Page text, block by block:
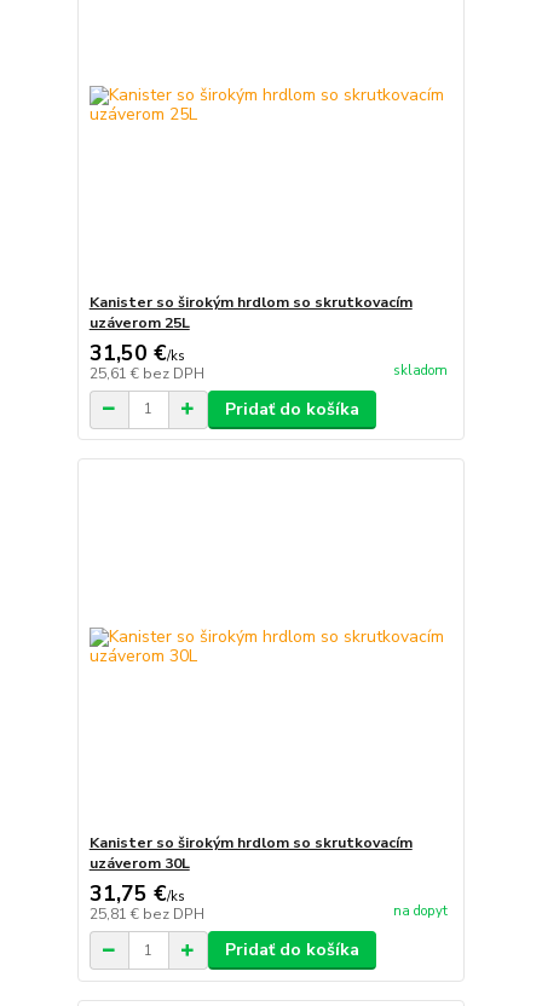
Kanister so širokým hrdlom so skrutkovacím
uzáverom 25L
31,50 €/ks
25,61 € bez DPH skladom
Pridať do košíka
Kanister so širokým hrdlom so skrutkovacím
uzáverom 30L
31,75 €/ks
25,81 € bez DPH na dopyt
Pridať do košíka